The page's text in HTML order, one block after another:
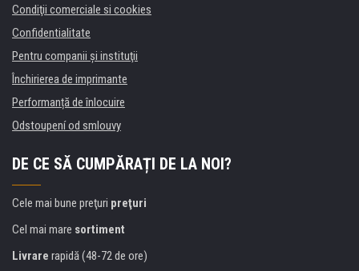
Condiţii comerciale si cookies
Confidentialitate
Pentru companii și instituţii
Închirierea de imprimante
Performanță de înlocuire
Odstoupení od smlouvy
DE CE SĂ CUMPĂRAȚI DE LA NOI?
Cele mai bune preţuri preţuri
Cel mai mare sortiment
Livrare rapidă (48-72 de ore)